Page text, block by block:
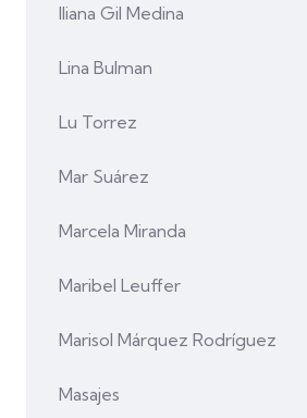
Iliana Gil Medina
Lina Bulman
Lu Torrez
Mar Suárez
Marcela Miranda
Maribel Leuffer
Marisol Márquez Rodríguez
Masajes